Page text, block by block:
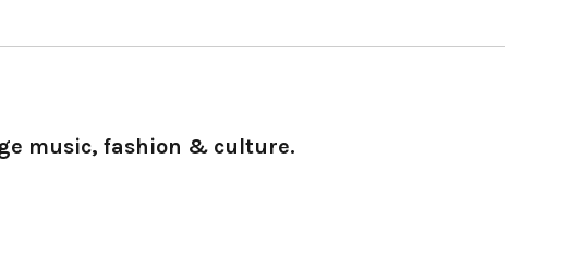
music, fashion & culture.